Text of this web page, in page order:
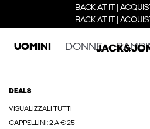
BACK AT IT |
BACK AT IT |
UOMINI DONNE
DEALS
VISUALIZZALI TUTTI
CAPPELLINI: 2 A € 25